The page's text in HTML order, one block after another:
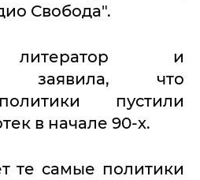
Свобода".
литератор и
заявила, что
пустили
в начале 90-х.
те самые политики